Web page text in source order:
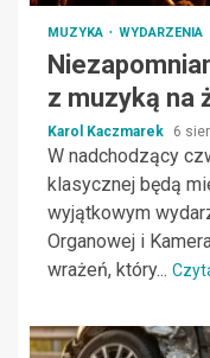
MUZYKA WYDARZENIA
z muzyką na
Karol Kaczmarek 6
W nadchodzący
klasycznej będą
wyjątkowym
Organowej i
wrażeń, który...